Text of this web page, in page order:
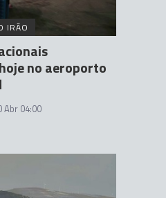
IRÃO
no aeroporto
Abr 04:00